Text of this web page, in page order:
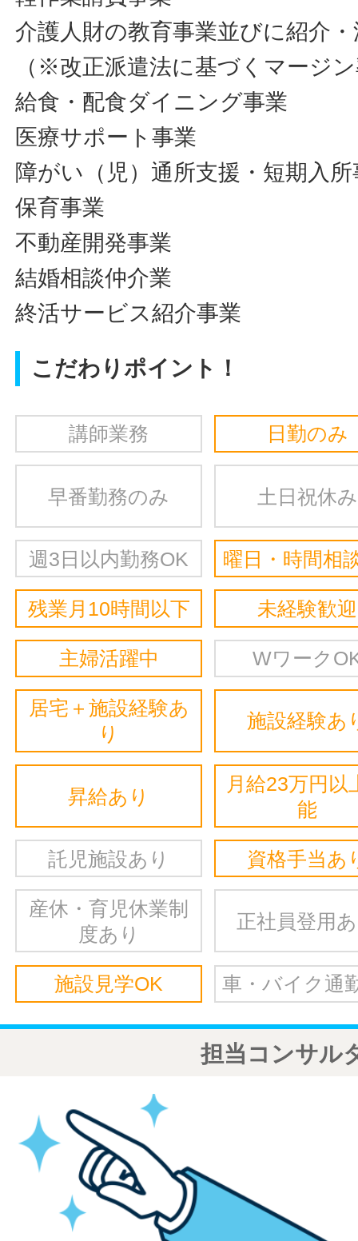
介護人財の教育事業並びに紹介
（※改正派遣法に基づくマージ
給食・配食ダイニング事業
医療サポート事業
障がい（児）通所支援・短期入所
保育事業
不動産開発事業
結婚相談仲介業
終活サービス紹介事業
こだわりポイント！
講師業務 日勤のみ
早番勤務のみ 土日祝休み
週3日以内勤務OK 曜日・時間相
残業月10時間以下 未経験歓迎
主婦活躍中 Wワーク
居宅＋施設経験あ
り
施設経験あ
昇給あり
月給23万円以
能
託児施設あり 資格手当あ
産休・育児休業制
度あり
正社員登用
施設見学OK 車・バイク通
担当コンサル